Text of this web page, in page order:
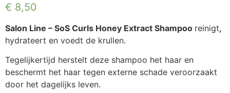
€ 8,50
Salon Line – SoS Curls Honey Extract Shampoo reinigt,
hydrateert en voedt de krullen.
Tegelijkertijd herstelt deze shampoo het haar en
beschermt het haar tegen externe schade veroorzaakt
door het dagelijks leven.